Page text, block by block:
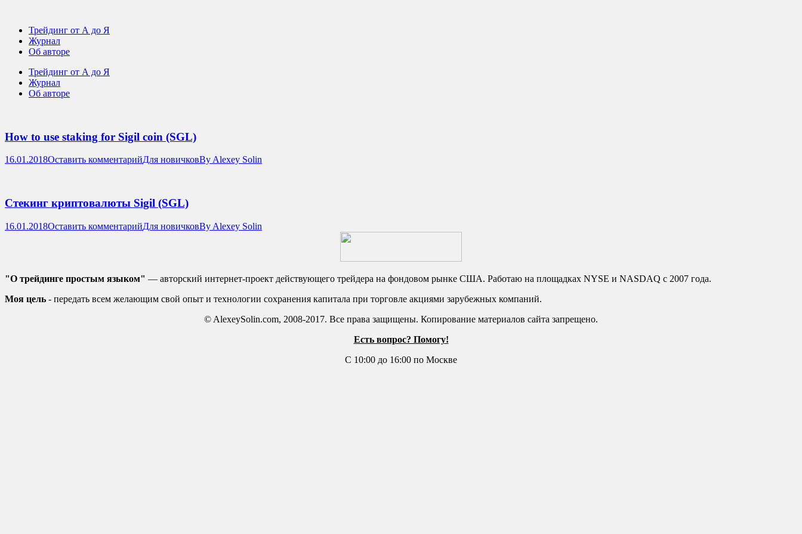
Трейдинг от А до Я
Журнал
Об авторе
Трейдинг от А до Я
Журнал
Об авторе
How to use staking for Sigil coin (SGL)
16.01.2018Оставить комментарийДля новичковByAlexey Solin
Стекинг криптовалюты Sigil (SGL)
16.01.2018Оставить комментарийДля новичковBy Alexey Solin
"О трейдинге простым языком" — авторский интернет-проект действующего трейдера на фондовом рынке США. Работаю на площадках NYSE и NASDAQ c 2007 года.
Моя цель - передать всем желающим свой опыт и технологии сохранения капитала при торговле акциями зарубежных компаний.
© AlexeySolin.com, 2008-2017. Все права защищены. Копирование материалов сайта запрещено.
Есть вопрос? Помогу!
С 10:00 до 16:00 по Москве